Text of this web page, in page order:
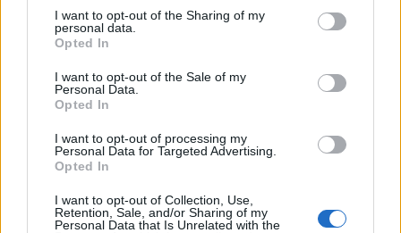
not limited to your visit or usage behaviour. You may click to
grant or deny consent to Google and its third-party tags to
use your data for below specified purposes in below Google
consent section.
I want to opt-out of the Sharing of my
personal data.
Opted In
I want to opt-out of the Sale of my
Personal Data.
Opted In
I want to opt-out of processing my
Personal Data for Targeted Advertising.
Opted In
I want to opt-out of Collection, Use,
Retention, Sale, and/or Sharing of my
Personal Data that Is Unrelated with the
πληροφορίες», κατέληγε η ανακοίνωση.
Η λάθος διεύθυνση ήταν τυπωμένη σε κουτιά που
περιείχαν τις κούκλες Glinda και Elphaba, τους
βασικούς χαρακτήρες στην ταινία «Wicked», τους
οποίους υποδύθηκαν η Ariana Grande και η Cynthia
Erivo αντίστοιχα.